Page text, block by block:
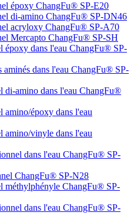
époxy ChangFu® SP-E20
di-amino ChangFu® SP-DN46
acryloxy ChangFu® SP-A70
Mercapto ChangFu® SP-SH
époxy dans l'eau ChangFu® SP-
dans l'eau ChangFu® SP-
di-amino dans l'eau ChangFu®
amino/époxy dans l'eau
amino/vinyle dans l'eau
dans l'eau ChangFu® SP-
ChangFu® SP-N28
méthylphényle ChangFu® SP-
dans l'eau ChangFu® SP-